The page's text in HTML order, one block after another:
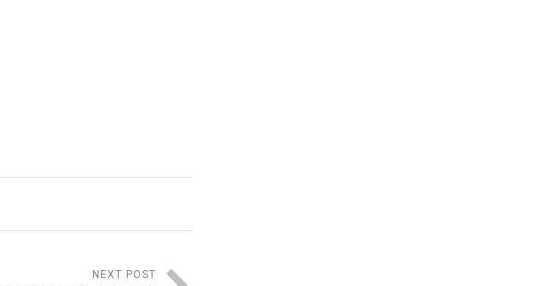
NEXT POST